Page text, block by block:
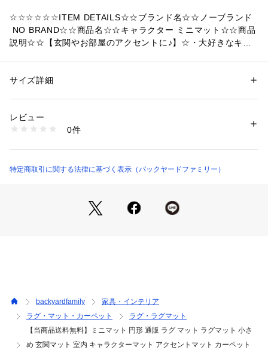
☆☆☆☆☆☆ITEM DETAILS☆☆ブランド名☆☆ノーブランド
NO BRAND☆☆商品名☆☆キャラクター ミニマット☆☆商品
説明☆☆【玄関やお部屋のアクセントに♪】☆・大好きなキャ
い、大人気デザインを豊富にご用意。空間をパッと明るく！☆
り止めつきで安心】☆・裏面には滑り止め加工をON！子供部
屋に置いても安心。子供から大人まで使えるアイテム。☆【ギ
☆[パイル部分]ポリエステル100%☆[基布部分]ポリプロピレン
約73cm☆※種類によって大きさが若干異なります。☆※サイズ
はメーカー公表サイズです。実際の商品とは多少の誤差が生じ
ションタグ、ご使用上の注意事項などを必ずご確認下さい。☆
※本来の目的以外にはご使用にならないで下さい。☆※カメラ
やモニターの性質により、画像と実物の色の違いがある場合が
ございますのでご理解願います。☆☆☆☆☆☆☆★検索キーワ
性別：レディース
グマット
4370000025032
サイズ詳細
レビュー
0件
特定商取引に関する法律に基づく表示（バックヤードファミリー）
backyardfamily
家具・インテリア
ラグ・マット・カーペット
ラグ・ラグマット
【当商品送料無料】ミニマット 円形 通販 ラグ マット ラグマット 小さ
め 玄関マット 室内 キャラクターマット アクセントマット カーペット